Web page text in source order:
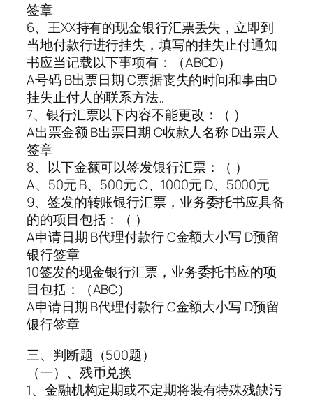
签章
6、王XX持有的现金银行汇票丢失，立即到
当地付款行进行挂失，填写的挂失止付通知
书应当记载以下事项有：（ABCD）
A号码 B出票日期 C票据丧失的时间和事由D
挂失止付人的联系方法。
7、银行汇票以下内容不能更改：（ ）
A出票金额 B出票日期 C收款人名称 D出票人
签章
8、以下金额可以签发银行汇票：（ ）
A、50元 B、500元 C、1000元 D、5000元
9、签发的转账银行汇票，业务委托书应具备
的的项目包括：（ ）
A申请日期 B代理付款行 C金额大小写 D预留
银行签章
10签发的现金银行汇票，业务委托书应的项
目包括：（ABC）
A申请日期 B代理付款行 C金额大小写 D预留
银行签章
三、判断题（500题）
（一）、残币兑换
1、金融机构定期或不定期将装有特殊残缺污